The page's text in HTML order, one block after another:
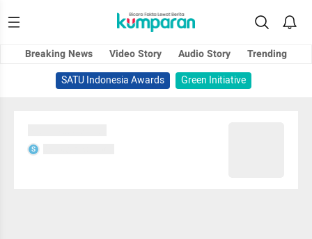
Breaking News Video Story Audio Story
Trending
SATU Indonesia Awards
Green Initiative
S